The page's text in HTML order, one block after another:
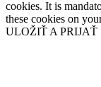
cookies. It is
these cookies on
ULOŽIŤ A PRIJAŤ